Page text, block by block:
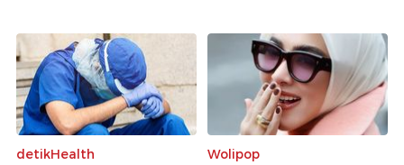
detikHealth
Wolipop